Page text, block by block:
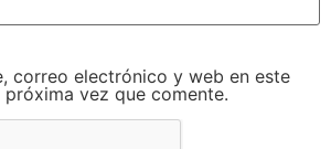
correo electrónico y web en este
vez que comente.